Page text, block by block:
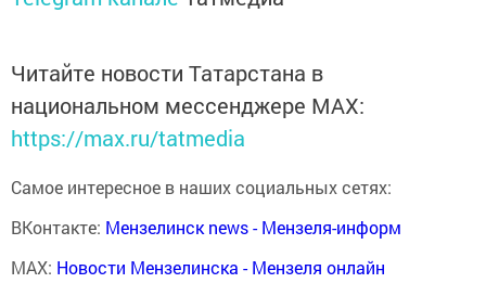
Читайте новости Татарстана в
национальном мессенджере MАХ:
https://max.ru/tatmedia
Самое интересное в наших социальных сетях:
ВКонтакте: Мензелинск news - Мензеля-информ
MAX: Новости Мензелинска - Мензеля онлайн